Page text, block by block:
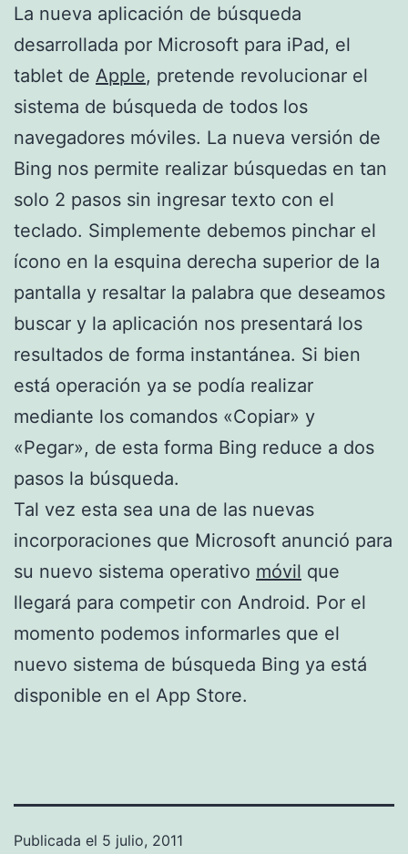
La nueva aplicación de búsqueda
desarrollada por Microsoft para iPad, el
tablet de Apple, pretende revolucionar el
sistema de búsqueda de todos los
navegadores móviles. La nueva versión de
Bing nos permite realizar búsquedas en tan
solo 2 pasos sin ingresar texto con el
teclado. Simplemente debemos pinchar el
ícono en la esquina derecha superior de la
pantalla y resaltar la palabra que deseamos
buscar y la aplicación nos presentará los
resultados de forma instantánea. Si bien
está operación ya se podía realizar
mediante los comandos «Copiar» y
«Pegar», de esta forma Bing reduce a dos
pasos la búsqueda.
Tal vez esta sea una de las nuevas
incorporaciones que Microsoft anunció para
su nuevo sistema operativo móvil que
llegará para competir con Android. Por el
momento podemos informarles que el
nuevo sistema de búsqueda Bing ya está
disponible en el App Store.
Publicada el 5 julio, 2011